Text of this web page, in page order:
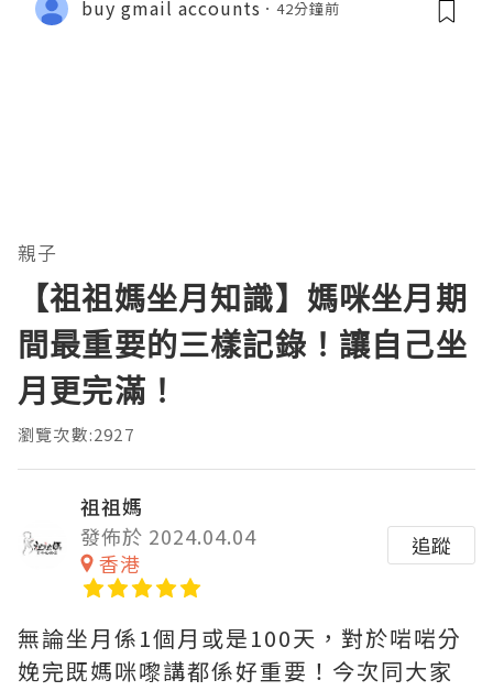
buy gmail accounts 42分鐘前
親子
【祖祖媽坐月知識】媽咪坐月期
間最重要的三樣記錄！讓自己坐
月更完滿！
瀏覽次數:2927
祖祖媽
發佈於 2024.04.04
香港
追蹤
無論坐月係1個月或是100天，對於啱啱分
娩完既媽咪嚟講都係好重要！今次同大家